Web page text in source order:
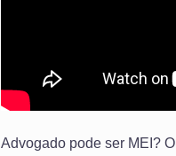
Advogado pode ser MEI?